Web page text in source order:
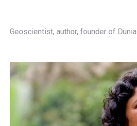
Geoscientist, author, founder of Dunia